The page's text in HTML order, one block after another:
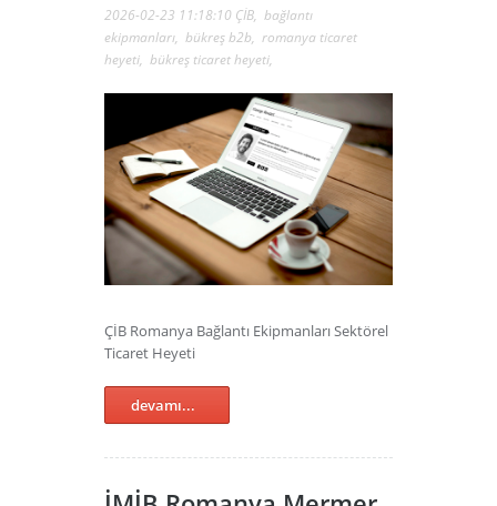
2026-02-23 11:18:10 ÇİB, bağlantı
ekipmanları, bükreş b2b, romanya ticaret
heyeti, bükreş ticaret heyeti,
ÇİB Romanya Bağlantı Ekipmanları Sektörel
Ticaret Heyeti
devamı...